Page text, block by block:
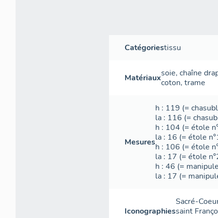
Catégoriestissu
Matériauxsoie, chaîne
coton, trame
Mesures
h : 119 (=
la : 116 (=
h : 104 (= étole
la : 16 (= étole
h : 106 (= étole
la : 17 (= étole
h : 46 (=
la : 17 (=
Iconographies
Sacré-
saint